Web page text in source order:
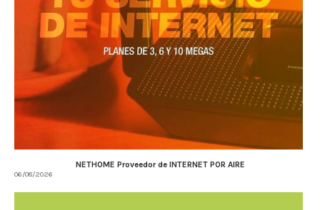
NETHOME Proveedor de INTERNET POR AIRE
06/08/2026